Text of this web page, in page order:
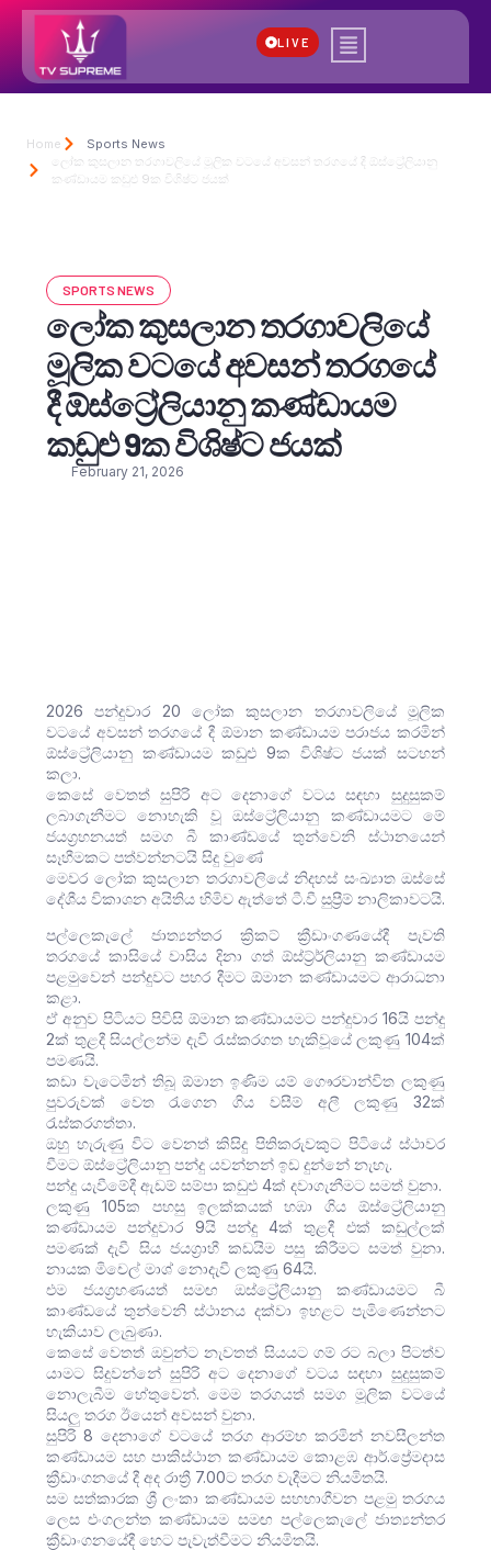
LIVE
Home
Sports News
ලෝක කුසලාන තරගාවලියේ මූලික වටයේ අවසන් තරග‍යේ දී ඕස්ට්‍රේලියානු
කණ්ඩායම කඩුළු 9ක විශිෂ්ට ජයක්
SPORTS NEWS
ලෝක කුසලාන තරගාවලියේ
මූලික වටයේ අවසන් තරග‍යේ
දී ඕස්ට්‍රේලියානු කණ්ඩායම
කඩුළු 9ක විශිෂ්ට ජයක්
February 21, 2026
2026 පන්දුවාර 20 ලෝක කුසලාන තරගාවලියේ මූලික
වටයේ අවසන් තරග‍යේ දී ඕමාන කණ්ඩායම පරාජය කරමින්
ඕස්ට්‍රේලියානු කණ්ඩායම කඩුළු 9ක විශිෂ්ට ජයක් සටහන්
කලා.
කෙසේ වෙතත් සුපිරි අට දෙනාගේ වටය සඳහා සුදුසුකම්
ලබාගැනීමට නොහැකි වූ ඔස්ට්‍රේලියානු කණ්ඩායමට මේ
ජයග්‍රහනයත් සමග බී කාණ්ඩයේ තුන්වෙනි ස්ථානයෙන්
සෑහීමකට පත්වන්නටයි සිදු වුණේ
මෙවර ලෝක කුසලාන තරගාවලියේ නිදහස් සංඛ්‍යාත ඔස්සේ
දේශීය විකාශන අයිතිය හිමිව ඇත්තේ ටී.වී සුප්‍රීම් නාලිකාවටයි.
පල්ලෙකැලේ ජාත්‍යන්තර ක්‍රිකට් ක්‍රීඩාංගණයේදී පැවති
තරගයේ කාසියේ වාසිය දිනා ගත් ඕස්ට්‍ර්‍ර්ලියානු කණ්ඩායම
පළමුවෙන් පන්දුවට පහර දීමට ඕමාන කණ්ඩායමට ආරාධනා
කළා.
ඒ අනුව පිටියට පිවිසි ඕමාන කණ්ඩායමට පන්දුවාර 16යි පන්දු
2ක් තුළදී සියල්ලන්ම දැවී රැස්කරගත හැකිවූයේ ලකුණු 104ක්
පමණයි.
කඩා වැටෙමින් තිබූ ඕමාන ඉණිම යම් ගෞරවාන්විත ලකුණු
පුවරුවක් වෙත රැගෙන ගිය වසීම් අලී ලකුණු 32ක්
රැස්කරගත්තා.
ඔහු හැරුණු විට වෙනත් කිසිදු පිතිකරුවකුට පිටියේ ස්ථාවර
වීමට ඕස්ට්‍රේලියානු පන්දු යවන්නන් ඉඩ දුන්නේ නැහැ.
පන්දු යැවීමේදී ඇඩම් සම්පා කඩුළු 4ක් දවාගැනීමට සමත් වුනා.
ලකුණු 105ක පහසු ඉලක්කයක් හඹා ගිය ඕස්ට්‍රේලියානු
කණ්ඩායම පන්දුවාර 9යි පන්දු 4ක් තුළදී එක් කඩුල්ලක්
පමණක් දැවී සිය ජයග්‍රාහී කඩයිම පසු කිරීමට සමත් වුනා.
නායක මිචෙල් මාශ් නොදැවී ලකුණු 64යි.
එම ජයග්‍රහණයත් සමඟ ඔස්ට්‍රේලියානු කණ්ඩායමට බී
කාණ්ඩයේ තුන්වෙනි ස්ථානය දක්වා ඉහළට පැමිණෙන්නට
හැකියාව ලැබුණා.
කෙසේ වෙතත් ඔවුන්ට නැවතත් සියයට ගම් රට බලා පිටත්ව
යාමට සිදුවන්නේ සුපිරි අට දෙනාගේ වටය සඳහා සුදුසුකම්
නොලැබීම හේතුවෙන්. මෙම තරගයත් සමග මූලික වටයේ
සියලු තරග ඊයෙන් අවසන් වුනා.
සුපිරි 8 දෙනාගේ වටයේ තරග ආරම්භ කරමින් නවසීලන්ත
කණ්ඩායම සහ පාකිස්ථාන කණ්ඩායම කොළඹ ආර්.ප්‍රේමදාස
ක්‍රීඩාංගනයේ දී අද රාත්‍රී 7.00ට තරග වැදීමට නියමිතයි.
සම සත්කාරක ශ්‍රී ලංකා කණ්ඩායම සහභාගීවන පළමු තරගය
ලෙස එංගලන්ත කණ්ඩායම සමඟ පල්ලෙකැලේ ජාත්‍යන්තර
ක්‍රීඩාංගනයේදී හෙට පැවැත්වීමට නියමිතයි.